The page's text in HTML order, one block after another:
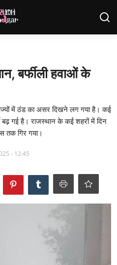
बर्फीली हवाओं के
में ठंड का असर दिखने लग गया है। कई
बढ़ गई है। राजस्थान के कई शहरों में दिन
तक गिर गया।
- 12:45